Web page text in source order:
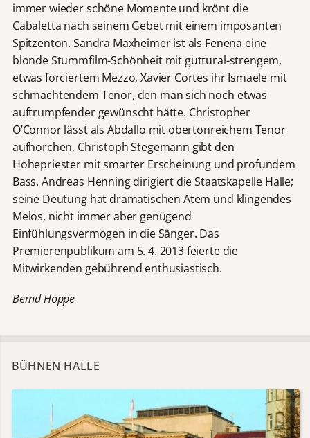
immer wieder schöne Momente und krönt die
Cabaletta nach seinem Gebet mit einem imposanten
Spitzenton. Sandra Maxheimer ist als Fenena eine
blonde Stummfilm-Schönheit mit guttural-strengem,
etwas forciertem Mezzo, Xavier Cortes ihr Ismaele mit
schmachtendem Tenor, den man sich noch etwas
auftrumpfender gewünscht hätte. Christopher
O’Connor lässt als Abdallo mit obertonreichem Tenor
aufhorchen, Christoph Stegemann gibt den
Hohepriester mit smarter Erscheinung und profundem
Bass. Andreas Henning dirigiert die Staatskapelle Halle;
seine Deutung hat dramatischen Atem und klingendes
Melos, nicht immer aber genügend
Einfühlungsvermögen in die Sänger. Das
Premierenpublikum am 5. 4. 2013 feierte die
Mitwirkenden gebührend enthusiastisch.
Bernd Hoppe
BÜHNEN HALLE